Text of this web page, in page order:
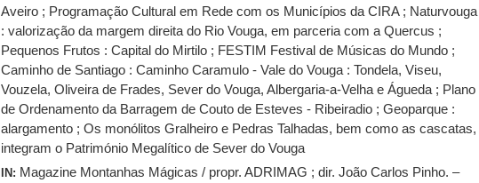
Aveiro ; Programação Cultural em Rede com os Municípios da CIRA ; Naturvouga
: valorização da margem direita do Rio Vouga, em parceria com a Quercus ;
Pequenos Frutos : Capital do Mirtilo ; FESTIM Festival de Músicas do Mundo ;
Caminho de Santiago : Caminho Caramulo - Vale do Vouga : Tondela, Viseu,
Vouzela, Oliveira de Frades, Sever do Vouga, Albergaria-a-Velha e Águeda ; Plano
de Ordenamento da Barragem de Couto de Esteves - Ribeiradio ; Geoparque :
alargamento ; Os monólitos Gralheiro e Pedras Talhadas, bem como as cascatas,
integram o Património Megalítico de Sever do Vouga
IN: Magazine Montanhas Mágicas / propr. ADRIMAG ; dir. João Carlos Pinho. –